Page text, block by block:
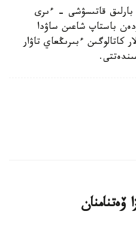
بارلىق قاتىسۋشى - ءىرى
باستاپ شاعىن ساۋدا
كاتالوگىن ءبىرىڭعاي تاۋار
ۆەتنامنان